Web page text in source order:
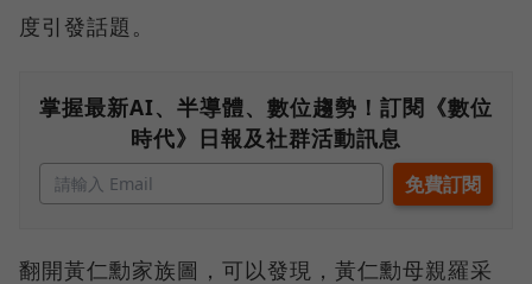
度引發話題。
掌握最新AI、半導體、數位趨勢！訂閱《數位
時代》日報及社群活動訊息
翻開黃仁勳家族圖，可以發現，黃仁勳母親羅采